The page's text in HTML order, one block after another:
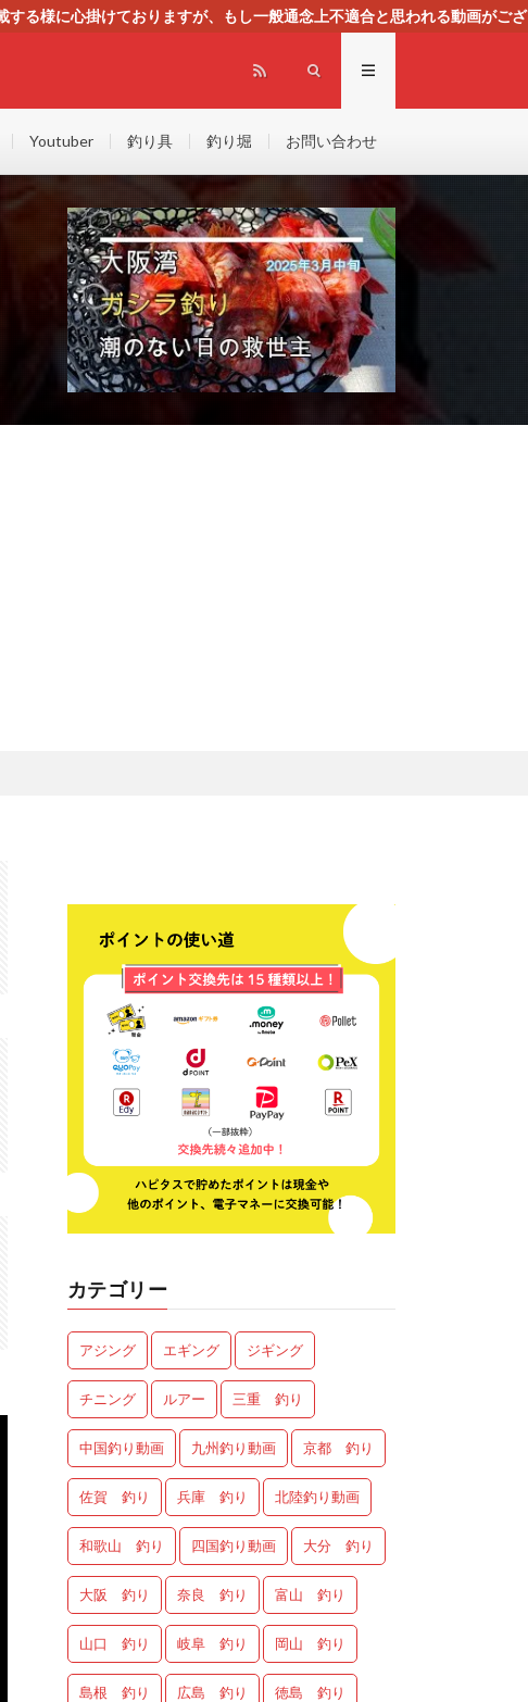
る様に心掛けておりますが、もし一般通念上不適合と思われる動画がござ
Youtuber 釣り具 釣り堀 お問い合わせ
カテゴリー
アジング エギング ジギング
チニング ルアー 三重 釣り
中国釣り動画 九州釣り動画 京都 釣り
佐賀 釣り 兵庫 釣り 北陸釣り動画
和歌山 釣り 四国釣り動画 大分 釣り
大阪 釣り 奈良 釣り 富山 釣り
山口 釣り 岐阜 釣り 岡山 釣り
島根 釣り 広島 釣り 徳島 釣り